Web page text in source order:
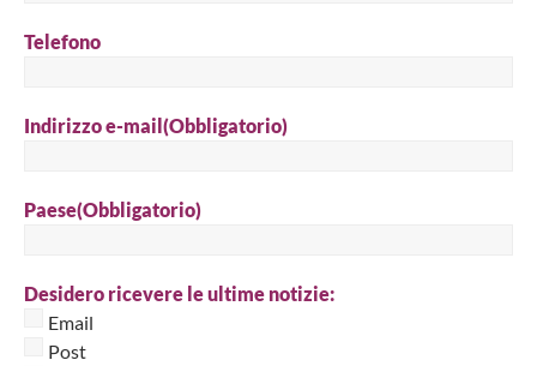
Telefono
Indirizzo e-mail(Obbligatorio)
Paese(Obbligatorio)
Desidero ricevere le ultime notizie:
Email
Post